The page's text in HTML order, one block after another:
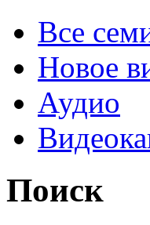
Все
Новое
Аудио
Поиск